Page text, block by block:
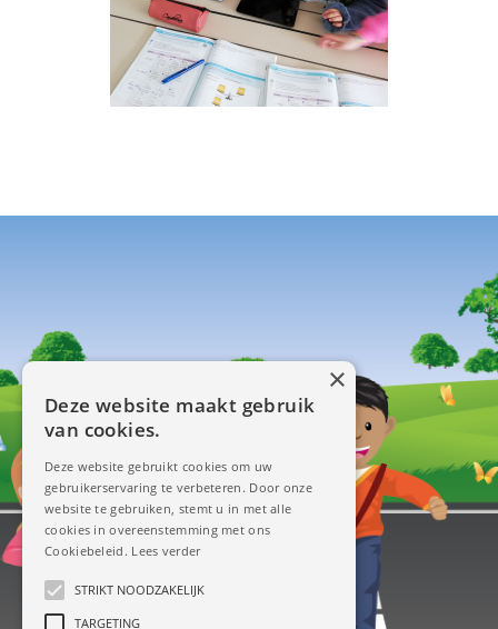
×
Deze website maakt gebruik
van cookies.
Deze website gebruikt cookies om uw
gebruikerservaring te verbeteren. Door onze
website te gebruiken, stemt u in met alle
cookies in overeenstemming met ons
Cookiebeleid. Lees verder
STRIKT NOODZAKELIJK
TARGETING